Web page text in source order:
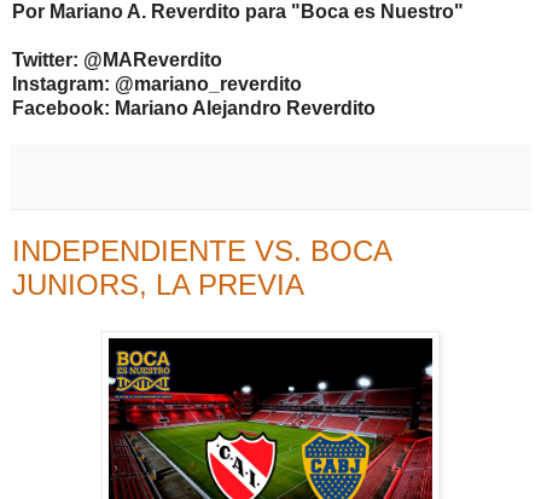
Por Mariano A. Reverdito para "Boca es Nuestro"
Twitter: @MAReverdito
Instagram: @mariano_reverdito
Facebook: Mariano Alejandro Reverdito
INDEPENDIENTE VS. BOCA
JUNIORS, LA PREVIA